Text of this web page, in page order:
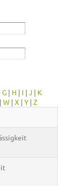
G | H | I | J | K
| W | X | Y | Z